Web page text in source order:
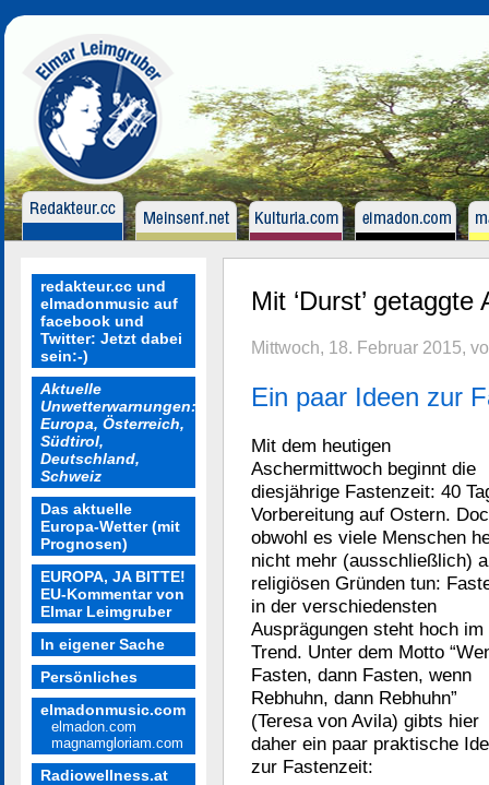
redakteur.cc und
elmadonmusic auf
facebook und
Twitter: Jetzt dabei
sein:-)
Aktuelle
Unwetterwarnungen:
Europa, Österreich,
Südtirol,
Deutschland,
Schweiz
Das aktuelle
Europa-Wetter (mit
Prognosen)
EUROPA, JA BITTE!
EU-Kommentar von
Elmar Leimgruber
In eigener Sache
Persönliches
elmadonmusic.com
elmadon.com
magnamgloriam.com
Radiowellness.at
Mit ‘Durst’ getaggte
Mittwoch, 18. Februar 2015,
Ein paar Ideen zur
Mit dem heutigen
Aschermittwoch beginnt die
diesjährige Fastenzeit: 40
Vorbereitung auf Ostern.
obwohl es viele Menschen
nicht mehr (ausschließlich)
religiösen Gründen tun:
in der verschiedensten
Ausprägungen steht hoch im
Trend. Unter dem Motto
Fasten, dann Fasten, wenn
Rebhuhn, dann Rebhuhn”
(Teresa von Avila) gibts hier
daher ein paar praktische
zur Fastenzeit: